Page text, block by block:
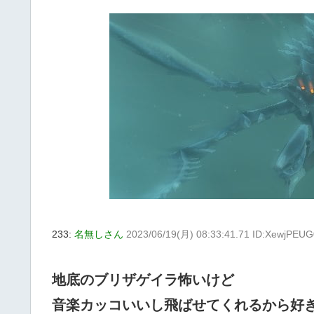
233: 名無しさん 2023/06/19(月) 08:33:41.71
地底のブリザゲイラ怖いけど
音楽カッコいいし飛ばせてくれるから好